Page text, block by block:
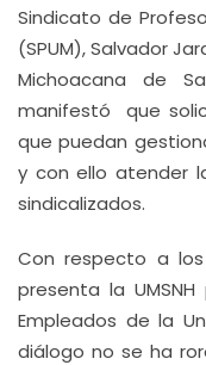
Sindicato de
(SPUM), Salvador
Michoacana de
manifestó que
que puedan
y con ello atender
sindicalizados.
Con respecto a
presenta la
Empleados de la
diálogo no se ha